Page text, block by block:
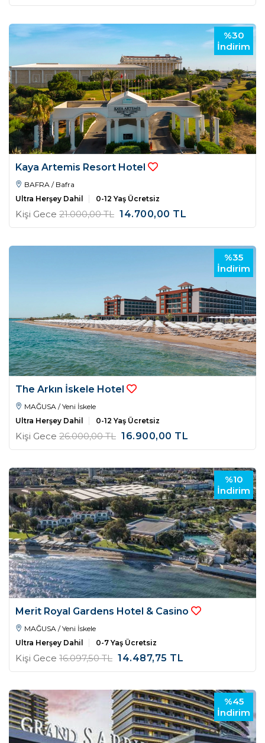
%30
İndirim
Kaya Artemis Resort Hotel
BAFRA / Bafra
Ultra Herşey Dahil
0-12 Yaş Ücretsiz
Kişi Gece 21.000,00TL 14.700,00 TL
%35
İndirim
The Arkın İskele Hotel
MAĞUSA / Yeni İskele
Ultra Herşey Dahil
0-12 Yaş Ücretsiz
Kişi Gece 26.000,00TL 16.900,00 TL
%10
İndirim
Merit Royal Gardens Hotel & Casino
MAĞUSA / Yeni İskele
Ultra Herşey Dahil
0-7 Yaş Ücretsiz
Kişi Gece 16.097,50TL 14.487,75 TL
%45
İndirim